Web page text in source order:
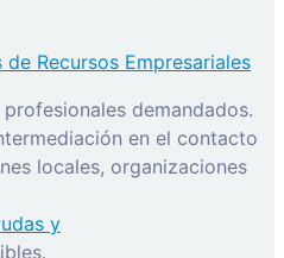
Recursos Empresariales
demandados.
en el contacto
locales, organizaciones
y